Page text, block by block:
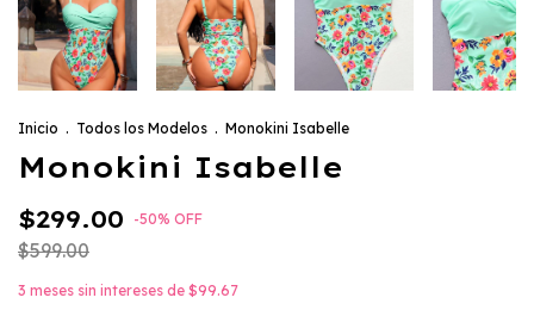
Inicio . Todos los Modelos . Monokini Isabelle
Monokini Isabelle
$299.00 -50% OFF
$599.00
3 meses sin intereses de $99.67